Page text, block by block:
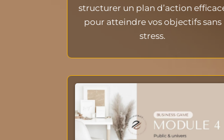
structurer un plan d’action
pour atteindre vos objectifs sans
stress.